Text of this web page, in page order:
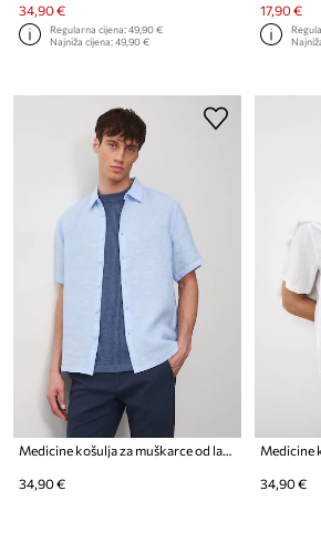
34,90 €
Regularna cijena:49,90 €
Najniža cijena:49,90 €
17,90 €
Medicine košulja za muškarce od lana
34,90 € 34,90 €